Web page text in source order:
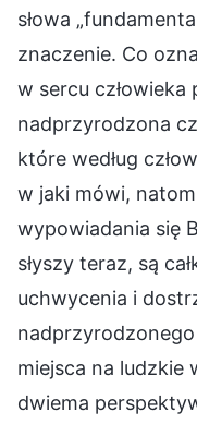
słowa
znaczenie. Co
w sercu człowieka
nadprzyrodzona
które według
w jaki mówi,
wypowiadania się
słyszy teraz, są
uchwycenia i
miejsca na ludzkie
dwiema